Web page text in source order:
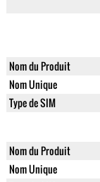
Nom du Produit
Nom Unique
Type de SIM
Nom du Produit
Nom Unique